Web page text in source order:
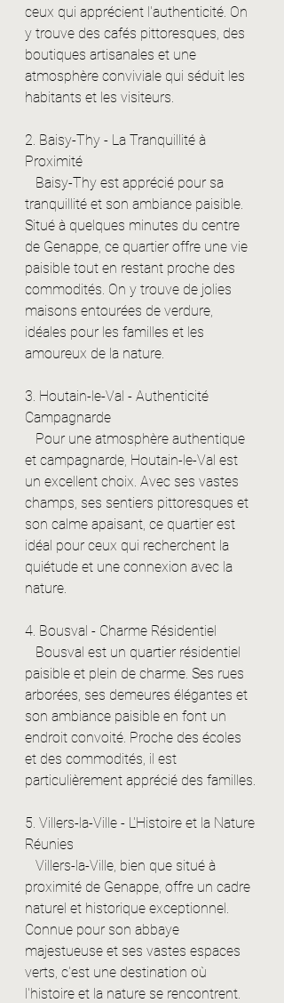
ceux qui apprécient l'authenticité. On
y trouve des cafés pittoresques, des
boutiques artisanales et une
atmosphère conviviale qui séduit les
habitants et les visiteurs.
2. Baisy-Thy - La Tranquillité à
Proximité
tranquillité et son ambiance paisible.
Situé à quelques minutes du centre
de Genappe, ce quartier offre une vie
paisible tout en restant proche des
commodités. On y trouve de jolies
maisons entourées de verdure,
idéales pour les familles et les
amoureux de la nature.
3. Houtain-le-Val - Authenticité
Campagnarde
et campagnarde, Houtain-le-Val est
un excellent choix. Avec ses vastes
champs, ses sentiers pittoresques et
son calme apaisant, ce quartier est
idéal pour ceux qui recherchent la
quiétude et une connexion avec la
nature.
4. Bousval - Charme Résidentiel
paisible et plein de charme. Ses rues
arborées, ses demeures élégantes et
son ambiance paisible en font un
endroit convoité. Proche des écoles
et des commodités, il est
particulièrement apprécié des familles.
5. Villers-la-Ville - L'Histoire et la Nature
Réunies
proximité de Genappe, offre un cadre
naturel et historique exceptionnel.
Connue pour son abbaye
majestueuse et ses vastes espaces
verts, c'est une destination où
l'histoire et la nature se rencontrent.